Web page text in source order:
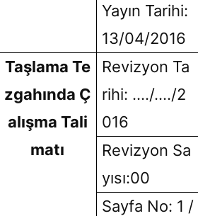
Yayın Tarihi:
13/04/2016
Taşlama Te
zgahında Ç
alışma Tali
matı
Revizyon Ta
rihi: …./…./2
016
Revizyon Sa
yısı:00
Sayfa No: 1 /